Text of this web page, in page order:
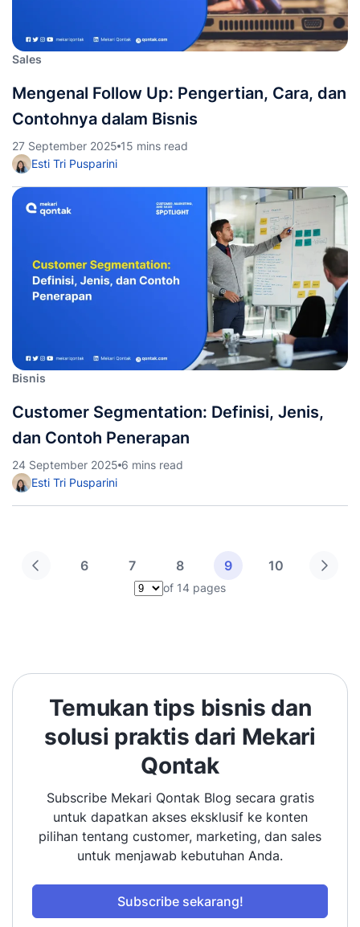
Sales
Mengenal Follow Up: Pengertian, Cara, dan
Contohnya dalam Bisnis
27 September 2025 15 mins read
Esti Tri Pusparini
Bisnis
Customer Segmentation: Definisi, Jenis,
dan Contoh Penerapan
24 September 2025 6 mins read
Esti Tri Pusparini
6 7 8 9
10
Pilih halaman
of 14 pages
Temukan tips bisnis dan
solusi praktis dari Mekari
Qontak
Subscribe Mekari Qontak Blog secara gratis
untuk dapatkan akses eksklusif ke konten
pilihan tentang customer, marketing, dan sales
untuk menjawab kebutuhan Anda.
Subscribe sekarang!